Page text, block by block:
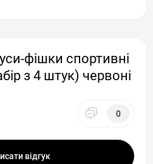
фішки спортивні
з 4 штук) червоні
0
відгук